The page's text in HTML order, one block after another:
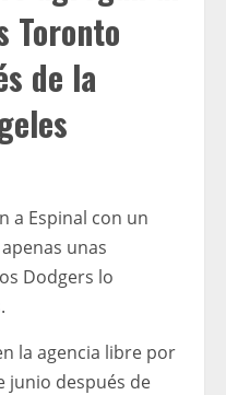
Toronto
de la
a Espinal con un
unas
Dodgers lo
la agencia libre por
junio después de